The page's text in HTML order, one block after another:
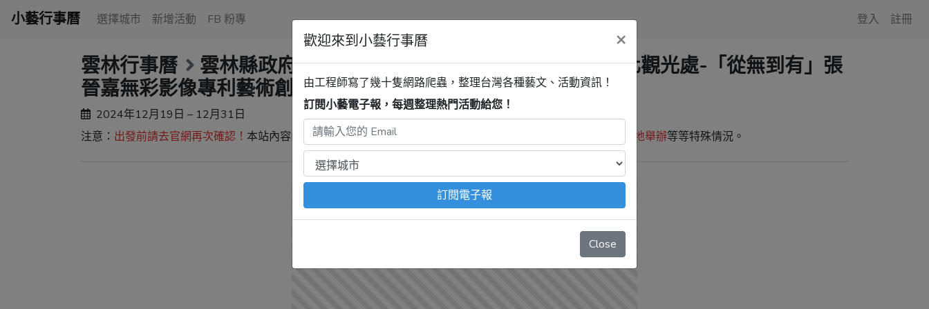
小藝行事曆 選擇城市 新增活動 FB 粉專 登入 註冊
雲林行事曆 雲林縣政府文化觀光處
2024年12月【雲林縣文化觀光處-「從無到有」張
晉嘉無彩影像專利藝術創作展】
2024年12月19日 – 12月31日
注意： 出發前請去官網再次確認！ 本站內容由程式自動抓取，沒有算到 移師外地舉辦等等特殊情況。
歡迎來到小藝行事曆 ×
由工程師寫了幾十隻網路爬蟲，整理台灣各種藝文、活動資訊！
訂閱小藝電子報，每週整理熱門活動給您！
訂閱電子報
Close